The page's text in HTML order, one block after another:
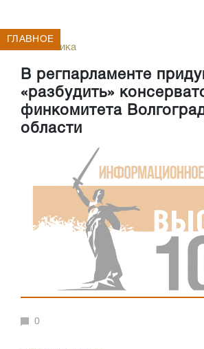
Экономика
В регпарламенте
«разбудить»
финкомитета
области
ГЛАВНОЕ
0